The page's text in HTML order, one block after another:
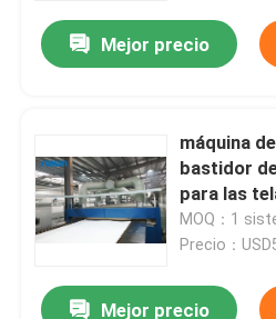
Productos
Máquina de Stenter del aire
Máquina de Stenter de la
Secadora de la materia textil
Mejor precio
máquina
bastidor
para las
grueso y
MOQ：1
Precio：
Mejor precio